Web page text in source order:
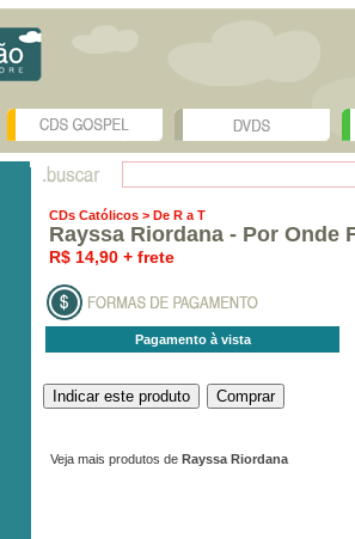
CDs Católicos > De R a T
Rayssa Riordana - Por Onde
R$ 14,90 + frete
Pagamento à vista
Veja mais produtos de Rayssa Riordana